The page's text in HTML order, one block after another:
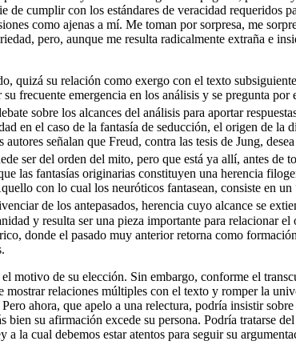
cumplir con los estándares de veracidad requeridos
como ajenas a mí. Me toman por sorpresa, me
pero, aunque me resulta radicalmente extraña e
quizá su relación como exergo con el texto
frecuente emergencia en los análisis y se pregunta
sobre los alcances del análisis para aportar
en el caso de la fantasía de seducción, el origen de la
señalan que Freud, contra las tesis de Jung,
ser del orden del mito, pero que está ya allí, antes de
las fantasías originarias constituyen una herencia
con lo cual los neuróticos fantasean, consiste en
de los antepasados, herencia cuyo alcance se
y resulta ser una pieza importante para relacionar
donde el pasado muy anterior retorna como
motivo de su elección. Sin embargo, conforme el
mostrar relaciones múltiples con el texto y romper la
ahora, que apelo a una relectura, podría insistir
su afirmación excede su persona. Podría tratarse
la cual debemos estar atentos para seguir su